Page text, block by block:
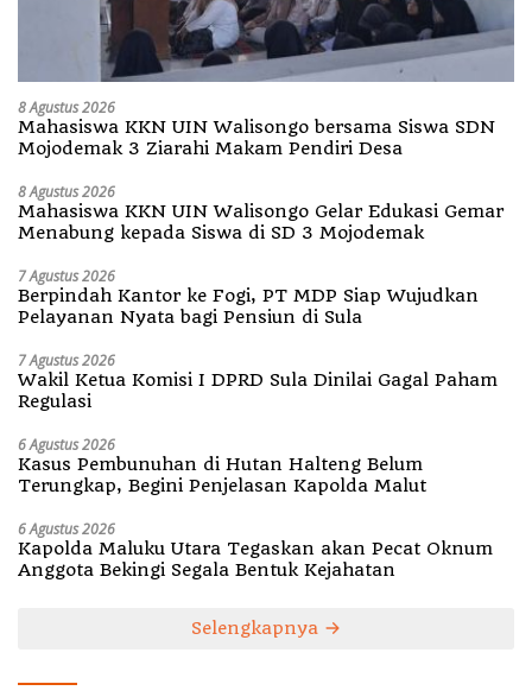
8 Agustus 2026
Mahasiswa KKN UIN Walisongo bersama Siswa SDN
Mojodemak 3 Ziarahi Makam Pendiri Desa
8 Agustus 2026
Mahasiswa KKN UIN Walisongo Gelar Edukasi Gemar
Menabung kepada Siswa di SD 3 Mojodemak
7 Agustus 2026
Berpindah Kantor ke Fogi, PT MDP Siap Wujudkan
Pelayanan Nyata bagi Pensiun di Sula
7 Agustus 2026
Wakil Ketua Komisi I DPRD Sula Dinilai Gagal Paham
Regulasi
6 Agustus 2026
Kasus Pembunuhan di Hutan Halteng Belum
Terungkap, Begini Penjelasan Kapolda Malut
6 Agustus 2026
Kapolda Maluku Utara Tegaskan akan Pecat Oknum
Anggota Bekingi Segala Bentuk Kejahatan
Selengkapnya